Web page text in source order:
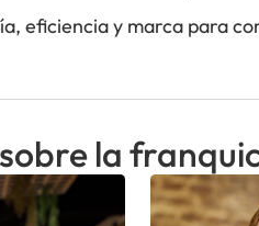
eficiencia y marca para
la